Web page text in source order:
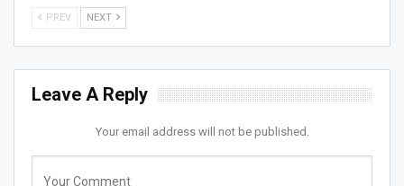
PREV NEXT
Leave A Reply
Your email address will not be published.